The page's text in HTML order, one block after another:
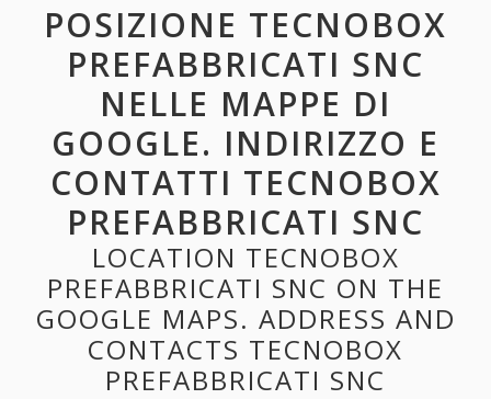
POSIZIONE TECNOBOX
PREFABBRICATI SNC
NELLE MAPPE DI
GOOGLE. INDIRIZZO E
CONTATTI TECNOBOX
PREFABBRICATI SNC
LOCATION TECNOBOX
PREFABBRICATI SNC ON THE
GOOGLE MAPS. ADDRESS AND
CONTACTS TECNOBOX
PREFABBRICATI SNC